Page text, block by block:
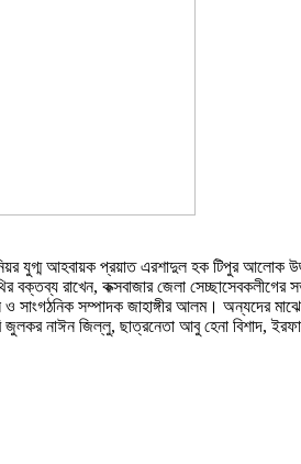
যুগ্ম আহবায়ক প্রয়াত এরশাদুল হক টিপুর
রাখেন, কক্সবাজার জেলা
সম্পাদক জাহাঙ্গীর আলম। অন্যদের
জিল্লু, ছাত্রনেতা আবু হেনা বিশাদ, ইরফানুল